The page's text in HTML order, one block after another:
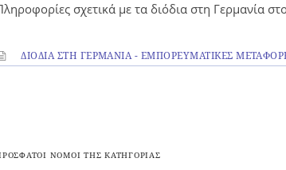
σχετικά με τα διόδια στη Γερμανία
ΔΙΟΔΙΑ ΣΤΗ ΓΕΡΜΑΝΙΑ - ΕΜΠΟΡΕΥΜΑΤΙΚΕΣ
ΝΟΜΟΙ ΤΗΣ ΚΑΤΗΓΟΡΙΑΣ